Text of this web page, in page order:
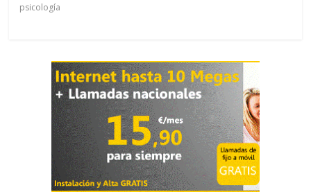
psicología